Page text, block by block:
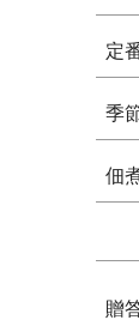
定
季
佃
贈